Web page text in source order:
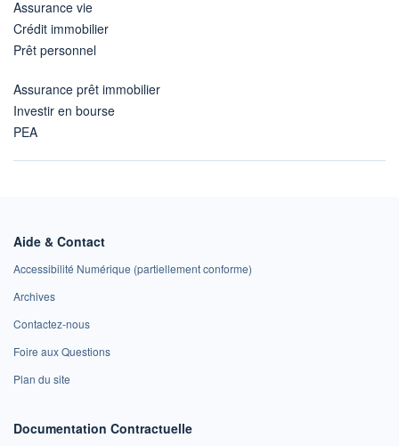
Assurance vie
Crédit immobilier
Prêt personnel
Assurance prêt immobilier
Investir en bourse
PEA
Aide & Contact
Accessibilité Numérique (partiellement conforme)
Archives
Contactez-nous
Foire aux Questions
Plan du site
Documentation Contractuelle